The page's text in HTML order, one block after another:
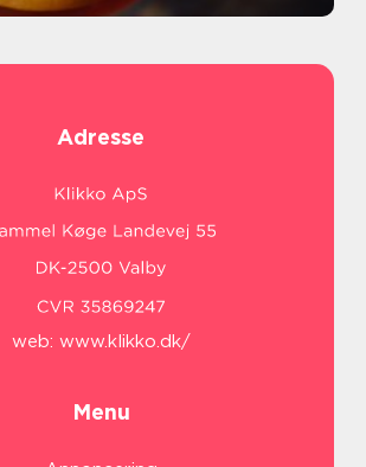
Adresse
web: www.klikko.dk/
Menu